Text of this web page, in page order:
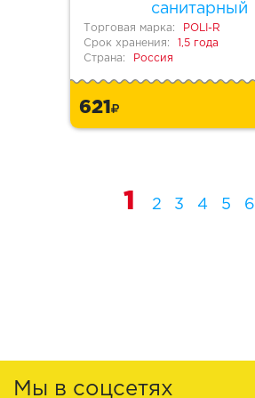
санитарный
Торговая марка:
POLI-R
Срок хранения:
1,5 года
Страна:
Россия
621
1 2 3 4 5 6
Мы в соцсетях